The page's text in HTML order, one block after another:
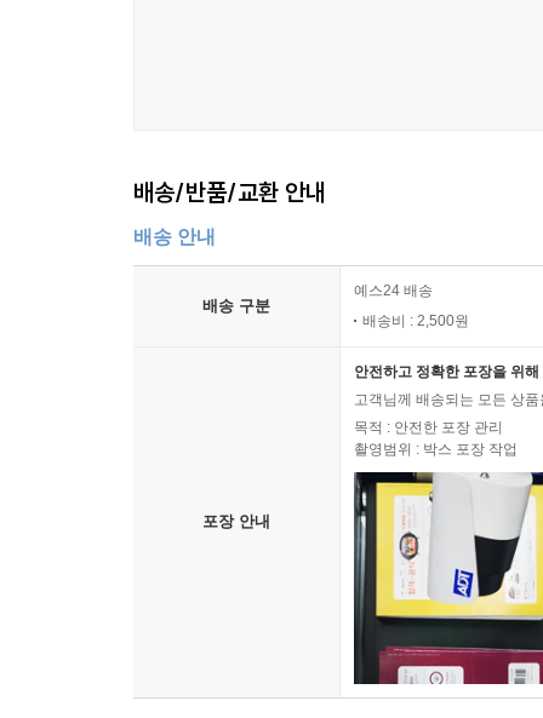
배송/반품/교환 안내
배송 안내
배송 구분
예스24 배송
배송비 : 2,500원
포장 안내
안전하고 정확한 포장을 위
고객님께 배송되는 모든 상
목적 : 안전한 포장 관리
촬영범위 : 박스 포장 작업